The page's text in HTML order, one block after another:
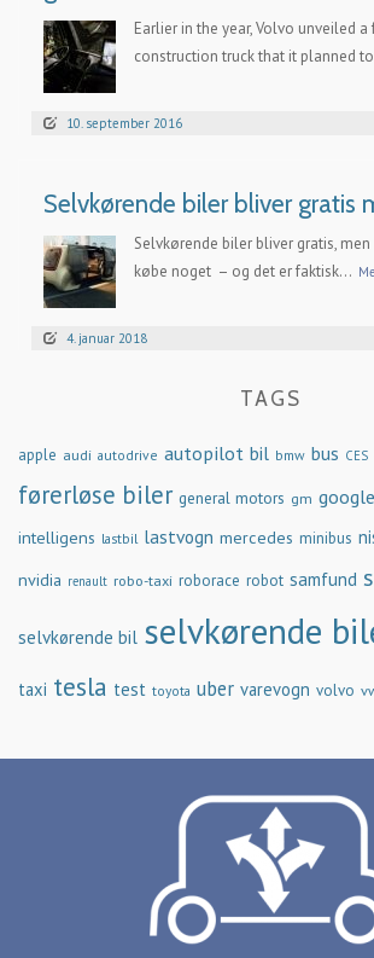
Earlier in the year, Volvo unveiled
construction truck that it planned
10. september 2016
Selvkørende biler bliver gratis
Selvkørende biler bliver gratis,
købe noget – og det er faktisk...
4. januar 2018
TAGS
apple audi autodrive autopilot bil bmw bus CES
førerløse biler general motors gm google
intelligens lastbil lastvogn mercedes minibus
nvidia renault robo-taxi roborace robot samfund
selvkørende bil selvkørende
taxi tesla test toyota uber varevogn volvo